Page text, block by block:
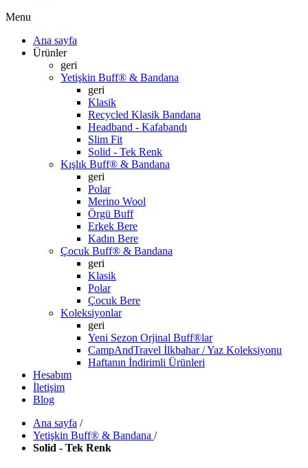
Menu
Ana sayfa
Ürünler
geri
Yetişkin Buff® & Bandana
geri
Klasik
Recycled Klasik Bandana
Headband - Kafabandı
Slim Fit
Solid - Tek Renk
Kışlık Buff® & Bandana
geri
Polar
Merino Wool
Örgü Buff
Erkek Bere
Kadın Bere
Çocuk Buff® & Bandana
geri
Klasik
Polar
Çocuk Bere
Koleksiyonlar
geri
Yeni Sezon Orjinal Buff®lar
CampAndTravel İlkbahar / Yaz Koleksiyonu
Haftanın İndirimli Ürünleri
Hesabım
İletişim
Blog
Ana sayfa /
Yetişkin Buff® & Bandana /
Solid - Tek Renk